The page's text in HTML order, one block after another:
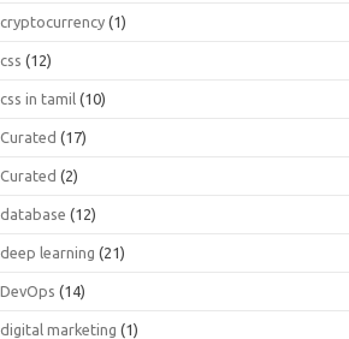
cryptocurrency (1)
css (12)
css in tamil (10)
Curated (17)
Curated (2)
database (12)
deep learning (21)
DevOps (14)
digital marketing (1)